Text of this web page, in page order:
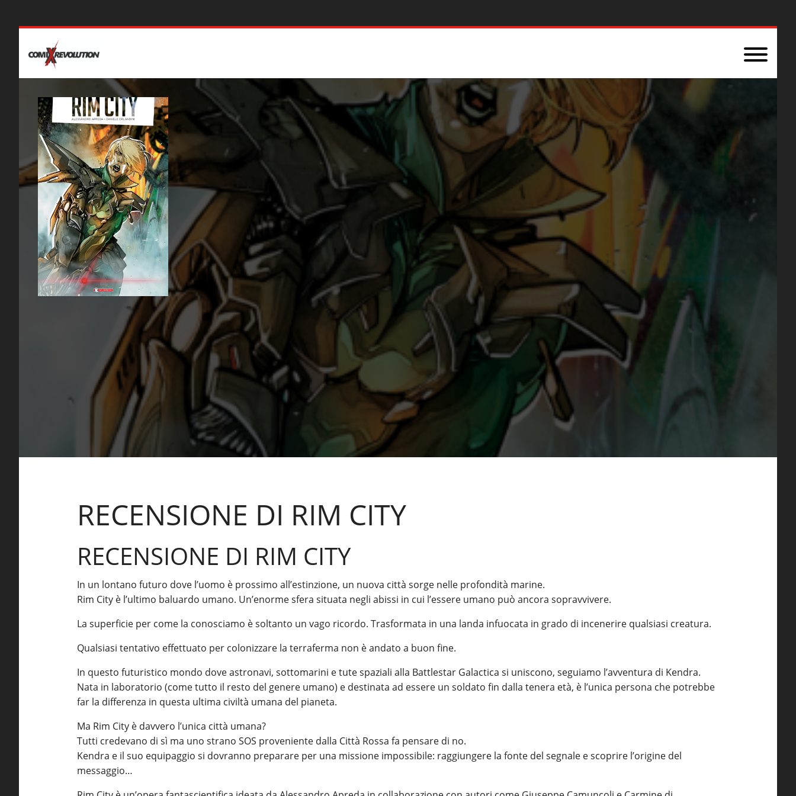
PRIVACY POLICY AND COOKIES GDPR CONTATTI
Nuovi arrivi
Arrivi del2 Novembre
Ultime news
Riviste Aggiornamento Mensile
Progetti Culturali
E-Commerce di ComiXrevolution
Nuovi eventi
Meet & Greet con Emanuela Lupacchino
Open Day Scuola di Fumetto
ComiXrevolution di Bollate 15/3/2025
OPEN DAY D&D Domenica 19/01/2025 ore
16:00
Nuove recensioni
Honeko Akabane’s Bodyguards by
Masamitsu Nigatsu
Extreme Carnage: Una morte in famiglia
Kingdom Come Dc Pocket By Mark Waid e
Alex Ross
RECENSIONE DI RIM CITY
RECENSIONE DI RIM CITY
In un lontano futuro dove l’uomo è prossimo all’estinzione, un nuova città sorge nelle profondità marine.
Rim City è l’ultimo baluardo umano. Un’enorme sfera situata negli abissi in cui l’essere umano può ancora sopravvivere.
La superficie per come la conosciamo è soltanto un vago ricordo. Trasformata in una landa infuocata in grado di incenerire qualsiasi creatura.
Qualsiasi tentativo effettuato per colonizzare la terraferma non è andato a buon fine.
In questo futuristico mondo dove astronavi, sottomarini e tute spaziali alla Battlestar Galactica si uniscono, seguiamo l’avventura di Kendra.
Nata in laboratorio (come tutto il resto del genere umano) e destinata ad essere un soldato fin dalla tenera età, è l’unica persona che potrebbe
far la differenza in questa ultima civiltà umana del pianeta.
Ma Rim City è davvero l’unica città umana?
Tutti credevano di sì ma uno strano SOS proveniente dalla Città Rossa fa pensare di no.
Kendra e il suo equipaggio si dovranno preparare per una missione impossibile: raggiungere la fonte del segnale e scoprire l’origine del
messaggio…